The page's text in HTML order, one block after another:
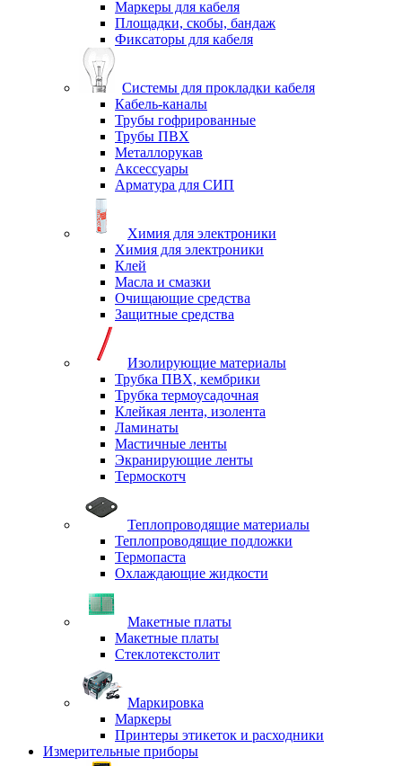
Маркеры для кабеля
Площадки, скобы, бандаж
Фиксаторы для кабеля
Системы для прокладки кабеля
Кабель-каналы
Трубы гофрированные
Трубы ПВХ
Металлорукав
Аксессуары
Арматура для СИП
Химия для электроники
Химия для электроники
Клей
Масла и смазки
Очищающие средства
Защитные средства
Изолирующие материалы
Трубка ПВХ, кембрики
Трубка термоусадочная
Клейкая лента, изолента
Ламинаты
Мастичные ленты
Экранирующие ленты
Термоскотч
Теплопроводящие материалы
Теплопроводящие подложки
Термопаста
Охлаждающие жидкости
Макетные платы
Макетные платы
Стеклотекстолит
Маркировка
Маркеры
Принтеры этикеток и расходники
Измерительные приборы